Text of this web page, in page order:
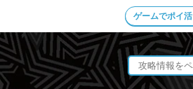
ゲームでポイ活